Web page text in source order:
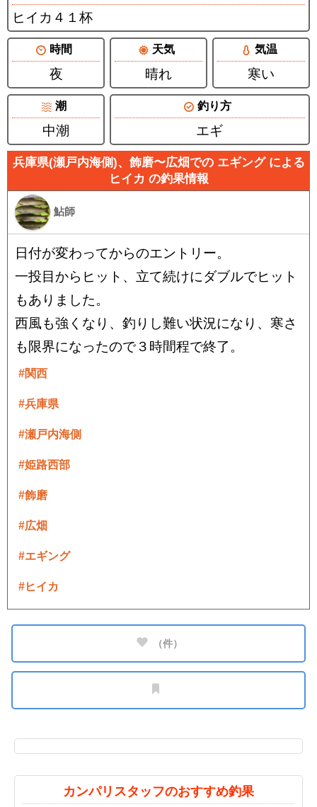
ヒイカ４１杯
時間
夜
天気
晴れ
気温
寒い
潮
中潮
釣り方
エギ
兵庫県(瀬戸内海側)、飾磨〜広畑での エギング による
ヒイカ の釣果情報
鮎師
日付が変わってからのエントリー。
一投目からヒット、立て続けにダブルでヒット
もありました。
西風も強くなり、釣りし難い状況になり、寒さ
も限界になったので３時間程で終了。
#関西
#兵庫県
#瀬戸内海側
#姫路西部
#飾磨
#広畑
#エギング
#ヒイカ
（件）
カンパリスタッフのおすすめ釣果